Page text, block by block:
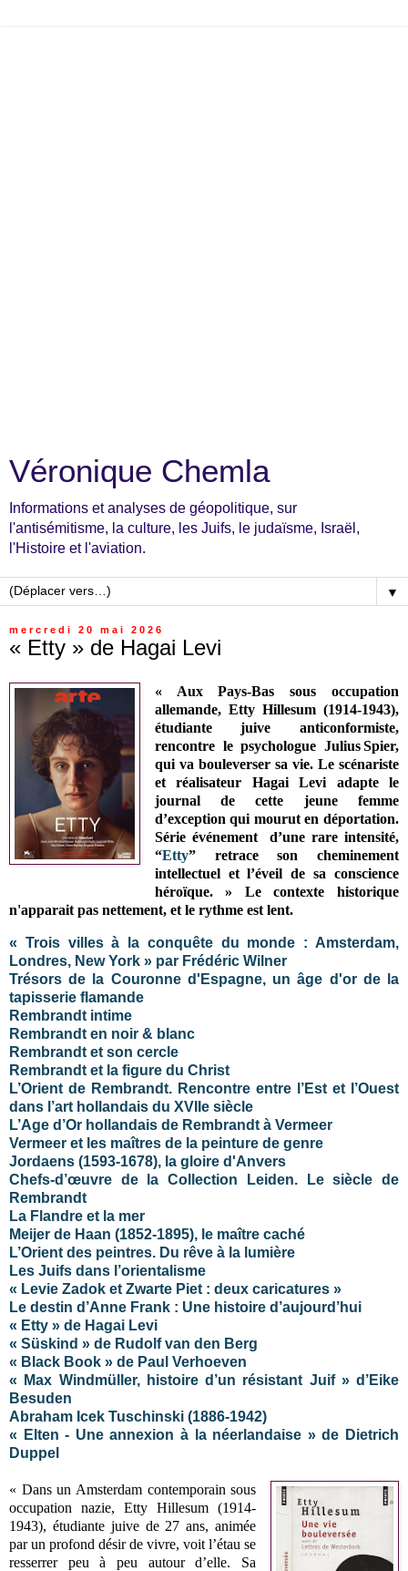
Véronique Chemla
Informations et analyses de géopolitique, sur
l'antisémitisme, la culture, les Juifs, le judaïsme, Israël,
l'Histoire et l'aviation.
▼
mercredi 20 mai 2026
« Etty » de Hagai Levi
« Aux Pays-Bas sous occupation
allemande, Etty Hillesum (1914-1943),
étudiante juive anticonformiste,
rencontre le psychologue Julius Spier,
qui va bouleverser sa vie. Le scénariste
et réalisateur Hagai Levi adapte le
journal de cette jeune femme
d’exception qui mourut en déportation.
Série événement d’une rare intensité,
“Etty” retrace son cheminement
intellectuel et l’éveil de sa conscience
héroïque. » Le contexte historique
n'apparait pas nettement, et le rythme est lent.
« Trois villes à la conquête du monde : Amsterdam,
Londres, New York » par Frédéric Wilner
Trésors de la Couronne d'Espagne, un âge d'or de la
tapisserie flamande
Rembrandt intime
Rembrandt en noir & blanc
Rembrandt et son cercle
Rembrandt et la figure du Christ
L’Orient de Rembrandt. Rencontre entre l’Est et l’Ouest
dans l’art hollandais du XVIIe siècle
L’Age d’Or hollandais de Rembrandt à Vermeer
Vermeer et les maîtres de la peinture de genre
Jordaens (1593-1678), la gloire d'Anvers
Chefs-d’œuvre de la Collection Leiden. Le siècle de
Rembrandt
La Flandre et la mer
Meijer de Haan (1852-1895), le maître caché
L’Orient des peintres. Du rêve à la lumière
Les Juifs dans l’orientalisme
« Levie Zadok et Zwarte Piet : deux caricatures »
Le destin d’Anne Frank : Une histoire d’aujourd’hui
« Etty » de Hagai Levi
« Süskind » de Rudolf van den Berg
« Black Book » de Paul Verhoeven
« Max Windmüller, histoire d’un résistant Juif » d’Eike
Besuden
Abraham Icek Tuschinski (1886-1942)
« Elten - Une annexion à la néerlandaise » de Dietrich
Duppel
« Dans un Amsterdam contemporain sous
occupation nazie, Etty Hillesum(1914-
1943), étudiante juive de 27 ans, animée
par un profond désir de vivre, voit l’étau se
resserrer peu à peu autour d’elle. Sa